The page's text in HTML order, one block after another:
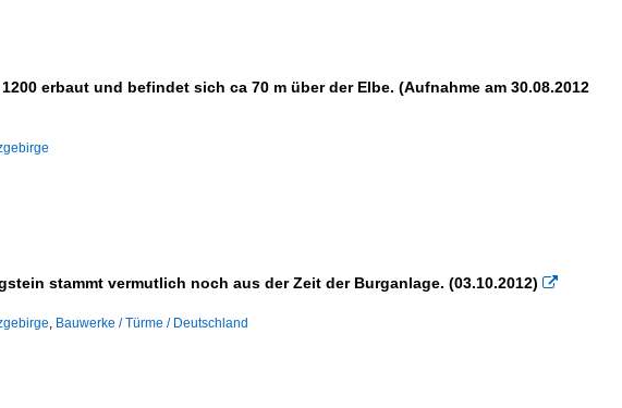
erbaut und befindet sich ca 70 m über der Elbe. (Aufnahme am 30.08.2012
stammt vermutlich noch aus der Zeit der Burganlage. (03.10.2012) 
, Bauwerke / Türme / Deutschland